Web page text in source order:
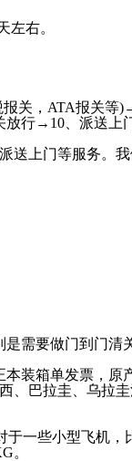
左右。
关，ATA报关等
放行→10、派送上
送上门等服务。
；
需要做门到门清
装箱单发票，原
、巴拉圭、乌拉
一些小型飞机，
。